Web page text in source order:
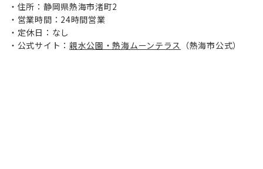
住所：静岡県熱海市渚町2
営業時間：24時間営業
定休日：なし
公式サイト： 親水公園・熱海ムーンテラス （熱海市公式）